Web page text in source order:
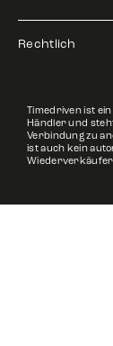
Rechtlich
Timedriven ist
Händler und
Verbindung zu
ist auch kein